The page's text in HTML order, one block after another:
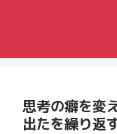
思考の癖を変
出たを繰り返